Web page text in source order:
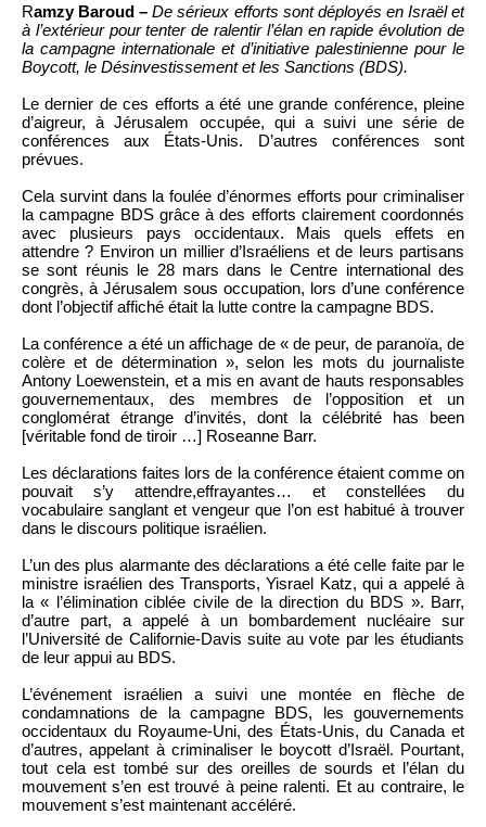
Ramzy Baroud –De sérieux efforts sont déployés en Israël et
à l’extérieur pour tenter de ralentir l’élan en rapide évolution de
la campagne internationale et d’initiative palestinienne pour le
Boycott, le Désinvestissement et les Sanctions (BDS).
Le dernier de ces efforts a été une grande conférence, pleine
d’aigreur, à Jérusalem occupée, qui a suivi une série de
conférences aux États-Unis. D’autres conférences sont
prévues.
Cela survint dans la foulée d’énormes efforts pour criminaliser
la campagne BDS grâce à des efforts clairement coordonnés
avec plusieurs pays occidentaux. Mais quels effets en
attendre ? Environ un millier d’Israéliens et de leurs partisans
se sont réunis le 28 mars dans le Centre international des
congrès, à Jérusalem sous occupation, lors d’une conférence
dont l’objectif affiché était la lutte contre la campagne BDS.
La conférence a été un affichage de « de peur, de paranoïa, de
colère et de détermination », selon les mots du journaliste
Antony Loewenstein, et a mis en avant de hauts responsables
gouvernementaux, des membres de l’opposition et un
conglomérat étrange d’invités, dont la célébrité has been
[véritable fond de tiroir …] Roseanne Barr.
Les déclarations faites lors de la conférence étaient comme on
pouvait s’y attendre,effrayantes… et constellées du
vocabulaire sanglant et vengeur que l’on est habitué à trouver
dans le discours politique israélien.
L’un des plus alarmante des déclarations a été celle faite par le
ministre israélien des Transports, Yisrael Katz, qui a appelé à
la « l’élimination ciblée civile de la direction du BDS ». Barr,
d’autre part, a appelé à un bombardement nucléaire sur
l’Université de Californie-Davis suite au vote par les étudiants
de leur appui au BDS.
L’événement israélien a suivi une montée en flèche de
condamnations de la campagne BDS, les gouvernements
occidentaux du Royaume-Uni, des États-Unis, du Canada et
d’autres, appelant à criminaliser le boycott d’Israël. Pourtant,
tout cela est tombé sur des oreilles de sourds et l’élan du
mouvement s’en est trouvé à peine ralenti. Et au contraire, le
mouvement s’est maintenant accéléré.